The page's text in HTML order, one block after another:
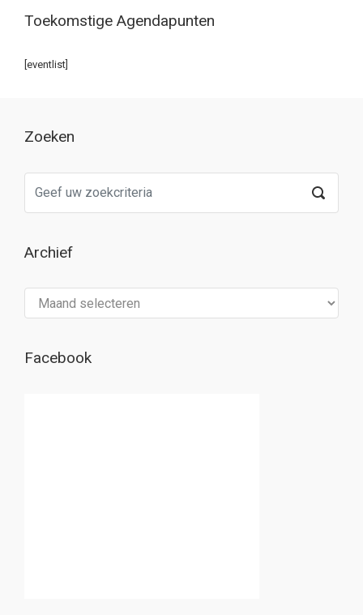
Toekomstige Agendapunten
[eventlist]
Zoeken
Archief
Facebook